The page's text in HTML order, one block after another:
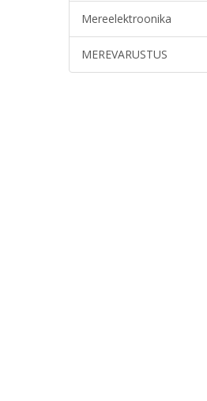
Mereelektroonika
MEREVARUSTUS